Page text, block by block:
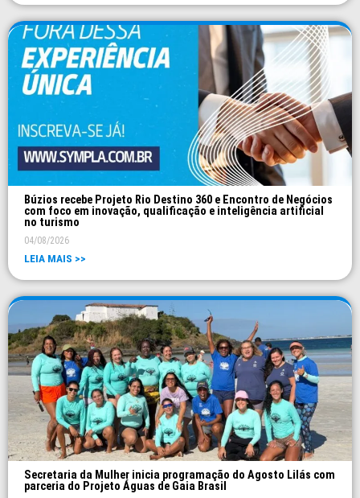
Búzios recebe Projeto Rio Destino 360 e Encontro de Negócios
com foco em inovação, qualificação e inteligência artificial
no turismo
04/08/2026
LEIA MAIS >>
Secretaria da Mulher inicia programação do Agosto Lilás com
parceria do Projeto Águas de Gaia Brasil